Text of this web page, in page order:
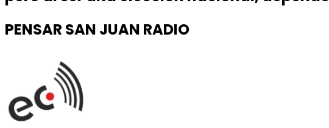
PENSAR SAN JUAN RADIO